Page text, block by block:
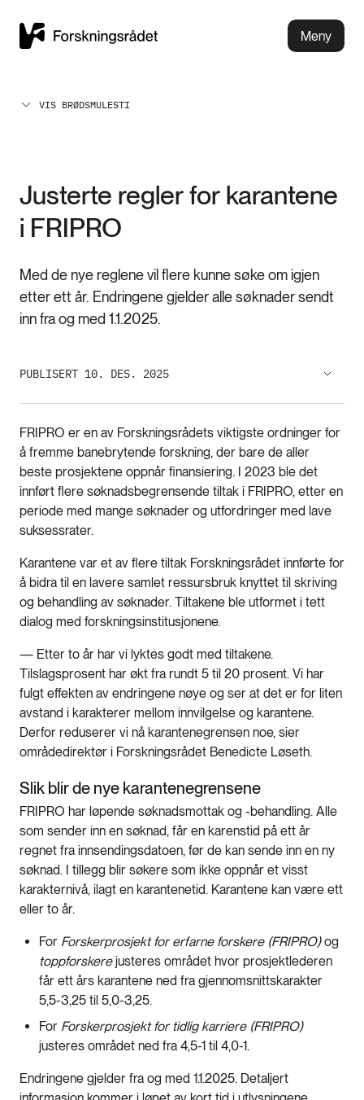
Meny
VIS BRØDSMULESTI
Justerte regler for karantene
i FRIPRO
Med de nye reglene vil flere kunne søke om igjen
etter ett år. Endringene gjelder alle søknader sendt
inn fra og med 1.1.2025.
PUBLISERT 10. DES. 2025
FRIPRO er en av Forskningsrådets viktigste ordninger for
å fremme banebrytende forskning, der bare de aller
beste prosjektene oppnår finansiering. I 2023 ble det
innført flere søknadsbegrensende tiltak i FRIPRO, etter en
periode med mange søknader og utfordringer med lave
suksessrater.
Karantene var et av flere tiltak Forskningsrådet innførte for
å bidra til en lavere samlet ressursbruk knyttet til skriving
og behandling av søknader. Tiltakene ble utformet i tett
dialog med forskningsinstitusjonene.
— Etter to år har vi lyktes godt med tiltakene.
Tilslagsprosent har økt fra rundt 5 til 20 prosent. Vi har
fulgt effekten av endringene nøye og ser at det er for liten
avstand i karakterer mellom innvilgelse og karantene.
Derfor reduserer vi nå karantenegrensen noe, sier
områdedirektør i Forskningsrådet Benedicte Løseth.
Slik blir de nye karantenegrensene
FRIPRO har løpende søknadsmottak og -behandling. Alle
som sender inn en søknad, får en karenstid på ett år
regnet fra innsendingsdatoen, før de kan sende inn en ny
søknad. I tillegg blir søkere som ikke oppnår et visst
karakternivå, ilagt en karantenetid. Karantene kan være ett
eller to år.
For Forskerprosjekt for erfarne forskere (FRIPRO)og
toppforskerejusteres området hvor prosjektlederen
får ett års karantene ned fra gjennomsnittskarakter
5,5-3,25 til 5,0-3,25.
For Forskerprosjekt for tidlig karriere (FRIPRO)
justeres området ned fra 4,5-1 til 4,0-1.
Endringene gjelder fra og med 1.1.2025. Detaljert